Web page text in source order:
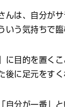
は、自分が
う気持ちで
目的を置く
に足元をすく
分が一番」